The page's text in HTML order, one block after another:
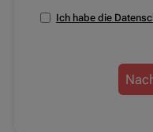
Ich habe die